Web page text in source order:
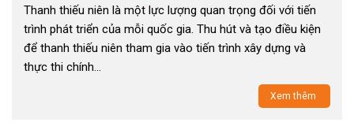
Thanh thiếu niên là một lực lượng quan trọng đối với tiến
trình phát triển của mỗi quốc gia. Thu hút và tạo điều kiện
để thanh thiếu niên tham gia vào tiến trình xây dựng và
thực thi chính…
Xem thêm